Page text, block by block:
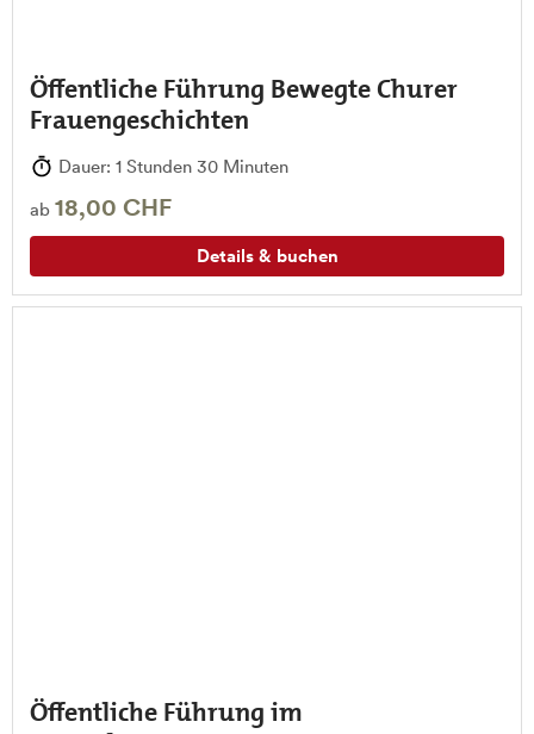
Öffentliche Führung Bewegte Churer
Frauengeschichten
Dauer: 1 Stunden 30 Minuten
ab 18,00 CHF
Details & buchen
Öffentliche Führung im